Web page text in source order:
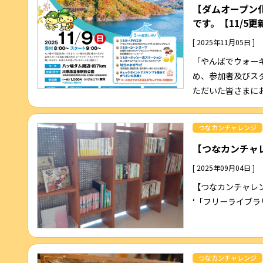
【ダムオープ
です。【11/5更
[ 2025年11月05日 ]
「やんばでウォ
め、参加者及びス
ただいた皆さまに
つなカンチャレンジ
【つなカンチ
[ 2025年09月04日 ]
【つなカンチャ
‘「フリーライブ
つなカンチャレンジ